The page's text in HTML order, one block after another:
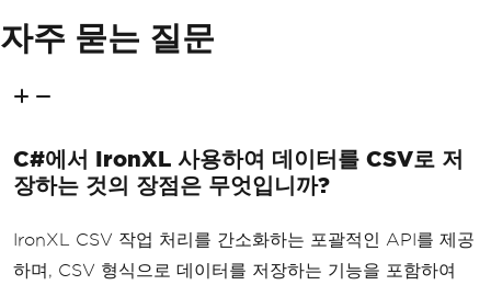
자주 묻는 질문
C#에서 IronXL 사용하여 데이터를 CSV로 저
장하는 것의 장점은 무엇입니까?
IronXL CSV 작업 처리를 간소화하는 포괄적인 API를 제공
하며, CSV 형식으로 데이터를 저장하는 기능을 포함하여